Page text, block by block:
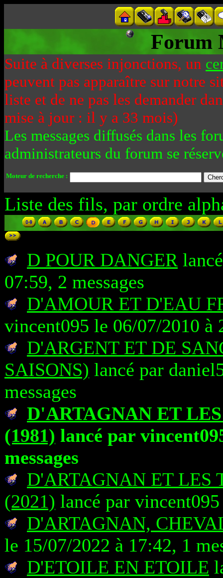
Forum
Suite à diverses injonctions, un
peuvent pas apparaître sur notre
liste et de ne pas les demander
mise à jour : il y a 33 mois)
Les messages diffusés dans les
administrateurs du forum se
Moteur de recherche :
Liste des fils, par ordre
D POUR DANGER
07:59, 2 messages
D'AMOUR ET D'EAU
vincent095 le 06/07/2010 à
D'ARGENT ET DE
SAISONS) lancé par
messages
D'ARTAGNAN ET
(1981) lancé par
messages
D'ARTAGNAN ET LES
(2021) lancé par
D'ARTAGNAN,
le 15/07/2022 à 17:42, 1
D'ETOILE EN ETOILE